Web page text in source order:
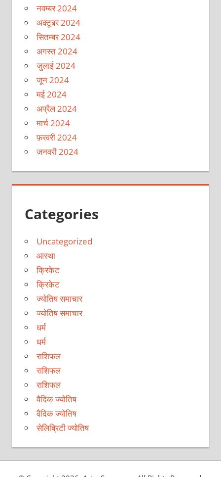
नवम्बर 2024
अक्टूबर 2024
सितम्बर 2024
अगस्त 2024
जुलाई 2024
जून 2024
मई 2024
अप्रैल 2024
मार्च 2024
फ़रवरी 2024
जनवरी 2024
Categories
Uncategorized
आस्था
क्रिकेट
क्रिकेट
ज्योतिष समाचार
ज्योतिष समाचार
धर्म
धर्म
राशिफल
राशिफल
राशिफल
वैदिक ज्योतिष
वैदिक ज्योतिष
सेलिब्रिटी ज्योतिष